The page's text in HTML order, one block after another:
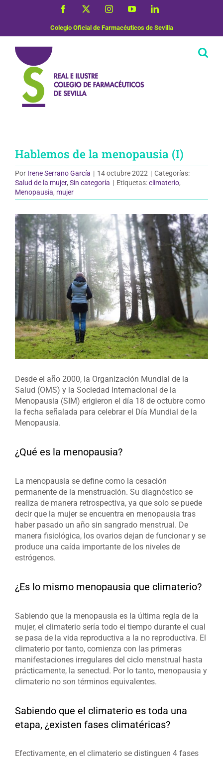
Facebook InstagramYouTubeLinkedIn
Colegio Oficial de Farmacéuticos de Sevilla
Hablemos de la menopausia (I)
Por Irene Serrano García | 14 octubre 2022 | Categorías:
Salud de la mujer, Sin categoría | Etiquetas:climaterio,
Menopausia, mujer
Ver
imagen
más
grande
Desde el año 2000, la Organización Mundial de la
Salud (OMS) y la Sociedad Internacional de la
Menopausia (SIM) erigieron el día 18 de octubre como
la fecha señalada para celebrar el Día Mundial de la
Menopausia.
¿Qué es la menopausia?
La menopausia se define como la cesación
permanente de la menstruación. Su diagnóstico se
realiza de manera retrospectiva, ya que solo se puede
decir que la mujer se encuentra en menopausia tras
haber pasado un año sin sangrado menstrual. De
manera fisiológica, los ovarios dejan de funcionar y se
produce una caída importante de los niveles de
estrógenos.
¿Es lo mismo menopausia que climaterio?
Sabiendo que la menopausia es la última regla de la
mujer, el climaterio sería todo el tiempo durante el cual
se pasa de la vida reproductiva a la no reproductiva. El
climaterio por tanto, comienza con las primeras
manifestaciones irregulares del ciclo menstrual hasta
prácticamente, la senectud. Por lo tanto, menopausia y
climaterio no son términos equivalentes.
Sabiendo que el climaterio es toda una
etapa, ¿existen fases climatéricas?
Efectivamente, en el climaterio se distinguen 4 fases